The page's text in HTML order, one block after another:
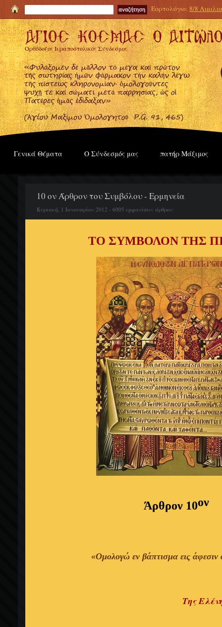
Εορτολόγιο: 8/8
Ορθόδοξος Ιεραποστολικός Σύνδεσμος
Γενικά Θέματα Ο Σύνδεσμός μας πατήρ Μάξιμος
10 ον Άρθρον του Συμβόλου - Ερμηνεία
Κυριακή, 1 Ιανουαρίου 2012 - 6005 εμφανίσεις άρθρου
ΤΟ ΣΥΜΒΟΛΟΝ ΤΗΣ
Άρθρον 10ον
«Ομολογώ εν βάπτισμα εις άφεσιν
Της